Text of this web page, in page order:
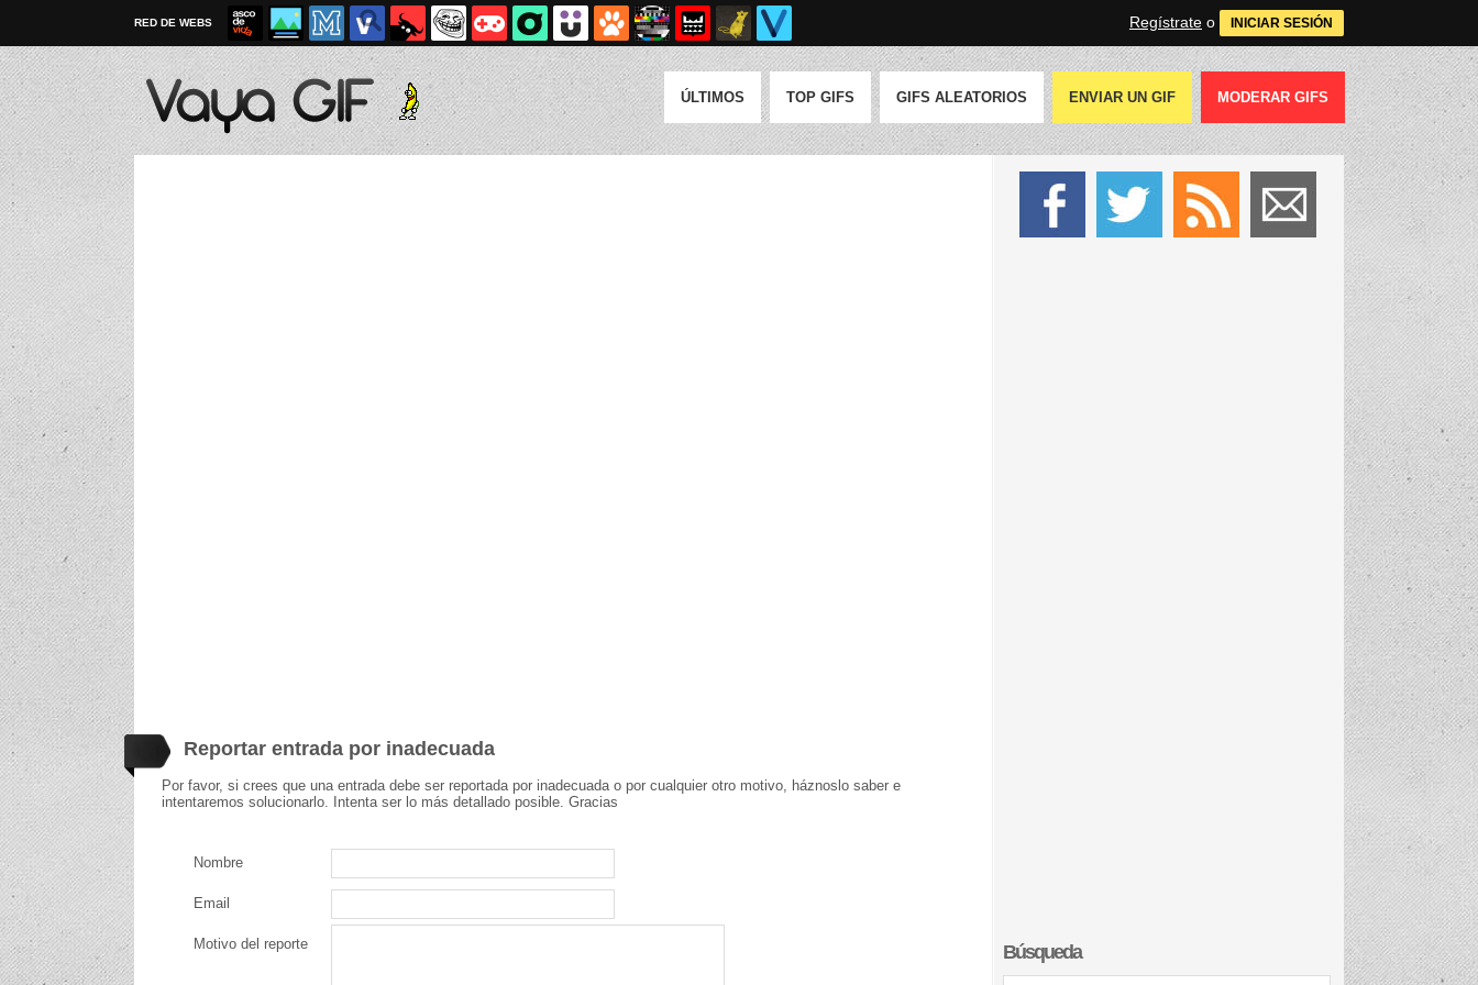
RED DE WEBS Regístrate o INICIAR SESIÓN
ÚLTIMOS TOP GIFS GIFS ALEATORIOS ENVIAR UN GIF MODERAR GIFS
Reportar entrada por inadecuada
Por favor, si crees que una entrada debe ser reportada por inadecuada o por cualquier otro motivo, háznoslo saber e
intentaremos solucionarlo. Intenta ser lo más detallado posible. Gracias
Nombre
Email
Motivo del reporte Búsqueda